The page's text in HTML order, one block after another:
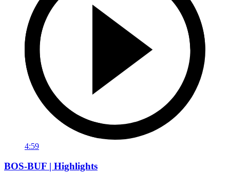
4:59
BOS-BUF | Highlights